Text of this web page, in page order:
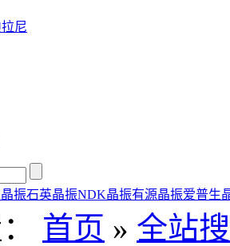
尼
振石英晶振NDK晶振有源晶振爱普生
首页 » 全站